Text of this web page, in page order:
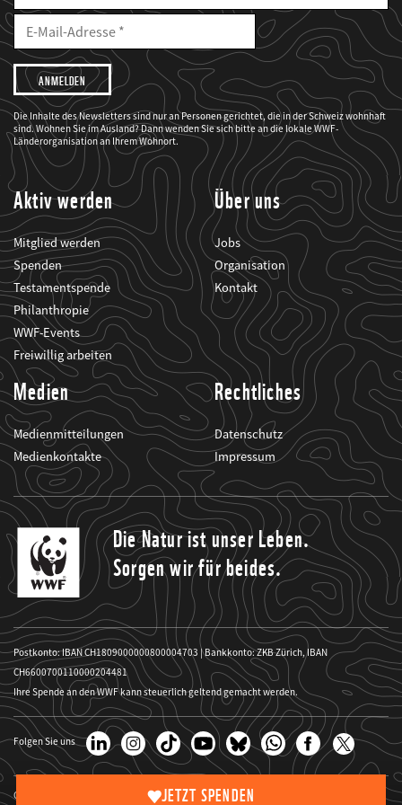
JETZT SPENDEN
E-
Mailadresse
E-
Adresse
Ich
möchte,
dass
der
WWF
mich
über
seine
Projekte
informiert.
Die Inhalte des Newsletters sind nur an Personen gerichtet, die in der Schweiz wohnhaft
sind. Wohnen Sie im Ausland? Dann wenden Sie sich bitte an die lokale WWF-
Länderorganisation an Ihrem Wohnort.
Aktiv werden
Mitglied werden
Spenden
Testamentspende
Philanthropie
WWF-Events
Freiwillig arbeiten
Über uns
Jobs
Organisation
Kontakt
Medien
Medienmitteilungen
Medienkontakte
Rechtliches
Datenschutz
Impressum
Die Natur ist unser Leben.
Sorgen wir für beides.
Postkonto: IBAN CH1809000000800004703 | Bankkonto: ZKB Zürich, IBAN
CH6600700110000204481
Ihre Spende an den WWF kann steuerlich geltend gemacht werden.
Folgen Sie uns
Copyright Website-Bilder